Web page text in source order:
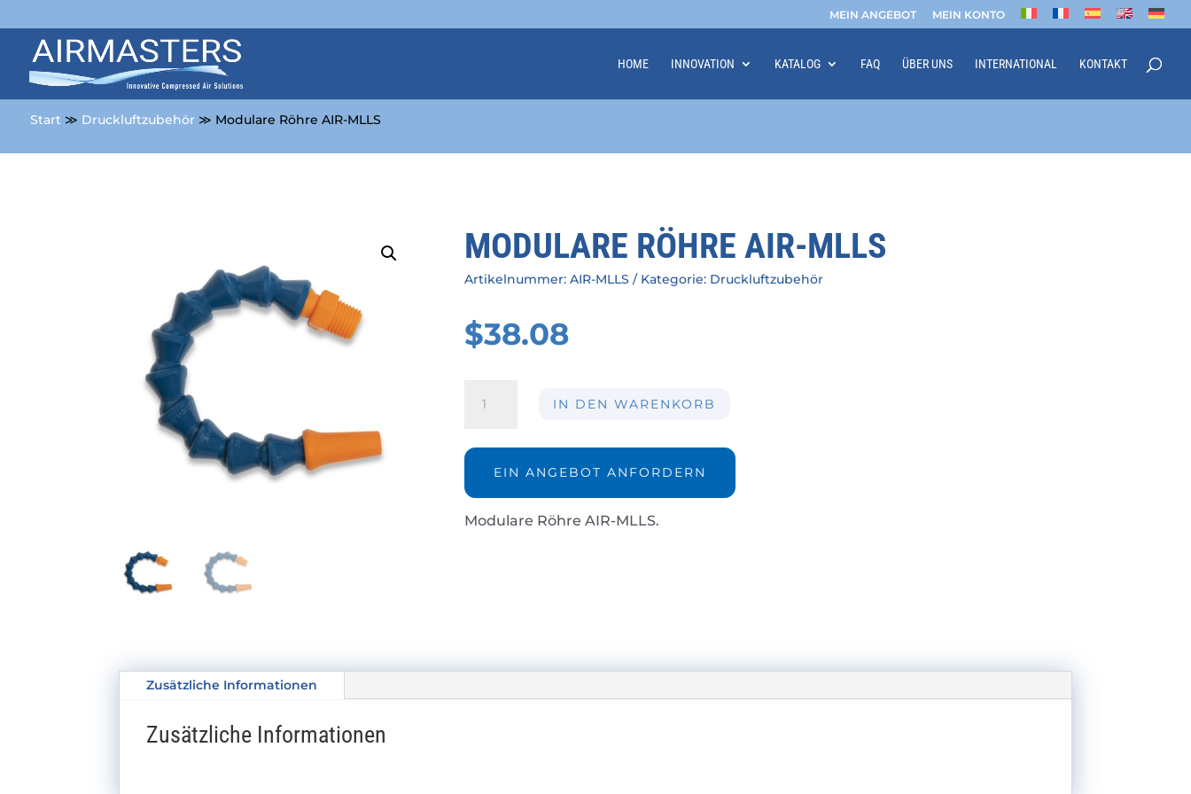
MEIN ANGEBOT MEIN KONTO
HOME INNOVATION KATALOG FAQ ÜBER UNS INTERNATIONAL KONTAKT
Start≫ Druckluftzubehör≫ Modulare Röhre AIR-MLLS
MODULARE RÖHRE AIR-MLLS
Artikelnummer: AIR-MLLS Kategorie: Druckluftzubehör
$38.08
Röhre
MLLS
Menge
IN DEN WARENKORB
EIN ANGEBOT ANFORDERN
Modulare Röhre AIR-MLLS.
Zusätzliche Informationen
Zusätzliche Informationen